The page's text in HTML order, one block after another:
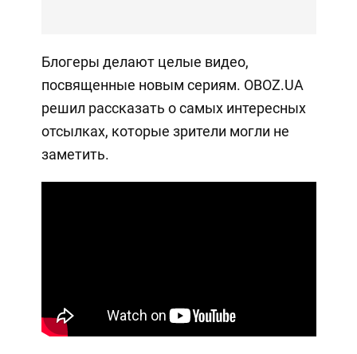
Блогеры делают целые видео,
посвященные новым сериям. OBOZ.UA
решил рассказать о самых интересных
отсылках, которые зрители могли не
заметить.